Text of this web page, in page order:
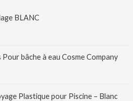
BLANC
bâche à eau Cosme Company
Plastique pour Piscine – Blanc